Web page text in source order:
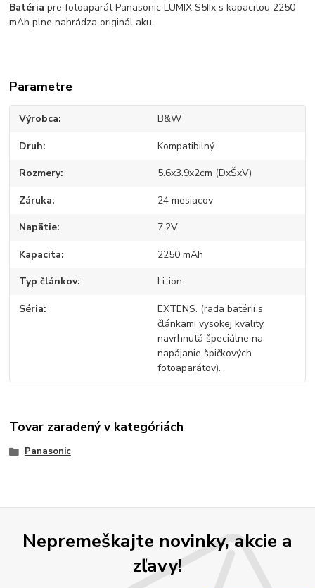
Batéria pre fotoaparát Panasonic LUMIX S5IIx s kapacitou 2250
mAh plne nahrádza originál aku.
Parametre
Výrobca B&W
Druh Kompatibilný
Rozmery 5.6x3.9x2cm (DxŠxV)
Záruka 24 mesiacov
Napätie 7.2V
Kapacita 2250 mAh
Typ článkov Li-ion
Séria
EXTENS. (rada batérií s
článkami vysokej kvality,
navrhnutá špeciálne na
napájanie špičkových
fotoaparátov).
Tovar zaradený v kategóriách
Panasonic
Nepremeškajte novinky, akcie a
zľavy!